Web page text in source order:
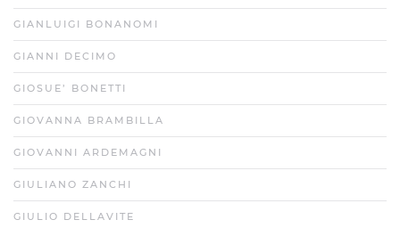
GIANLUIGI BONANOMI
GIANNI DECIMO
GIOSUE’ BONETTI
GIOVANNA BRAMBILLA
GIOVANNI ARDEMAGNI
GIULIANO ZANCHI
GIULIO DELLAVITE